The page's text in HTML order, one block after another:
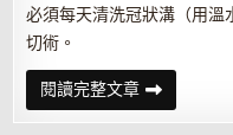
必須每天清洗冠狀溝（用
切術。
閱讀完整文章遠
離
攝